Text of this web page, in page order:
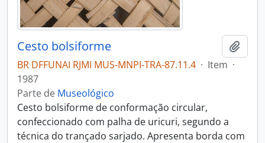
Cesto bolsiforme
BR DFFUNAI RJMI MUS-MNPI-TRA-87.11.4 · Item ·
1987
Parte de Museológico
Cesto bolsiforme de conformação circular,
confeccionado com palha de uricuri, segundo a
técnica do trançado sarjado. Apresenta borda com